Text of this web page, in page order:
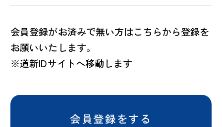
会員登録がお済みで無い方はこちらから登録を
お願いいたします。
※道新IDサイトへ移動します
会員登録をする